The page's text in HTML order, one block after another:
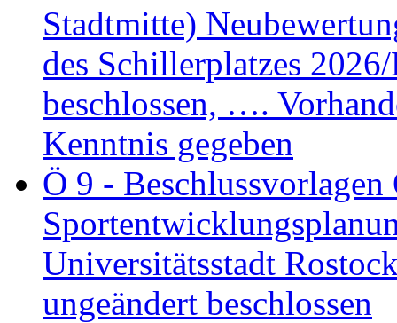
Stadtmitte)
des Schillerplatzes
beschlossen, ….
Kenntnis gegeben
Ö 9 - Beschlussvorlagen
Universitätsstadt
ungeändert beschlossen